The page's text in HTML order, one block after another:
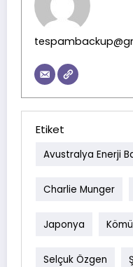
Etiket
Avustralya Enerji
Charlie Munger
Japonya
Selçuk Özgen